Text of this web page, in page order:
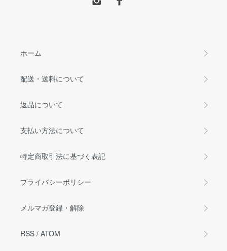
ホーム
配送・送料について
返品について
支払い方法について
特定商取引法に基づく表記
プライバシーポリシー
メルマガ登録・解除
RSS / ATOM